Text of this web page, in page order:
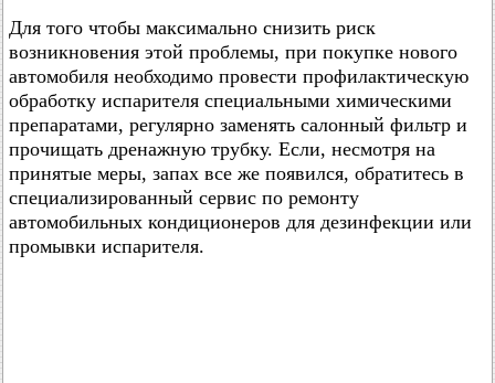
Для того чтобы максимально снизить риск
возникновения этой проблемы, при покупке нового
автомобиля необходимо провести профилактическую
обработку испарителя специальными химическими
препаратами, регулярно заменять салонный фильтр и
прочищать дренажную трубку. Если, несмотря на
принятые меры, запах все же появился, обратитесь в
специализированный сервис по ремонту
автомобильных кондиционеров для дезинфекции или
промывки испарителя.